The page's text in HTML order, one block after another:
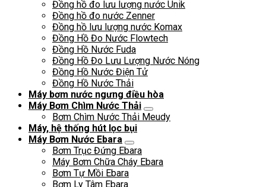
Đồng hồ đo lưu lượng nước Unik
Đồng hồ đo nước Zenner
Đồng hồ lưu lượng nước Komax
Đồng Hồ Đo Nước Flowtech
Đồng Hồ Nước Fuda
Đồng Hồ Đo Lưu Lượng Nước Nóng
Đồng Hồ Nước Điện Tử
Đồng Hồ Nước Thải
Máy bơm nước ngưng điều hòa
Máy Bơm Chìm Nước Thải
Bơm Chìm Nước Thải Meudy
Máy, hệ thống hút lọc bụi
Máy Bơm Nước Ebara
Bơm Trục Đứng Ebara
Máy Bơm Chữa Cháy Ebara
Bơm Tự Mồi Ebara
Bơm Ly Tâm Ebara